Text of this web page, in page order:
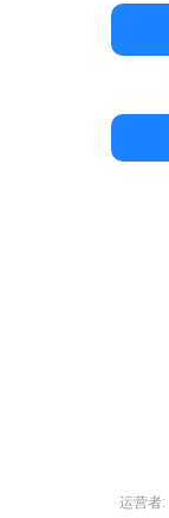
运营者: